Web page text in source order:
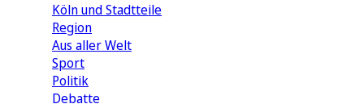
Köln und Stadtteile
Region
Aus aller Welt
Sport
Politik
Debatte